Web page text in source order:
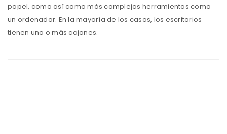
papel, como así como más complejas herramientas como
un ordenador. En la mayoría de los casos, los escritorios
tienen uno o más cajones.